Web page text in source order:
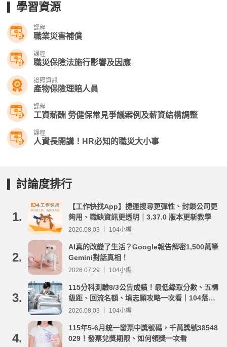
學習資源
課程
職業災害補償
課程
職災保險法施行影響及因應
證照資訊
產物保險理賠人員
課程
工資薪酬 勞健保常見爭議案例及薪資結構調整
課程
人資長開講！HR必知的職災大小事
討論度排行
1.
【工作快找App】捷運搜尋更彈性、封鎖公司更
夠用、職缺資訊更透明｜3.37.0 版本更新教學
2026.08.03 ｜ 104小編
2.
AI真的改變了生活？Google報告解密1,500萬筆
Gemini對話真相！
2026.07.29 ｜ 104小編
3.
115分科測驗8/3公告成績！最低錄取分數、五標
級距、回流名額、填志願攻略一次看｜104落點
分析
2026.08.03 ｜ 104小編
4.
115年5-6月統一發票中獎號碼，千萬獎號38548
029！發票兌獎期限、如何領獎一次看